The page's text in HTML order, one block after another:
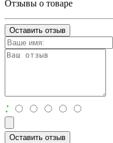
Отзывы о товаре
Оставить отзыв
:
Оставить отзыв